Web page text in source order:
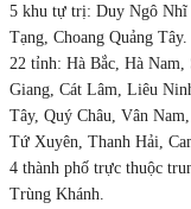
5 khu tự trị: Duy Ngô
Tạng, Choang Quảng Tây.
22 tỉnh: Hà Bắc, Hà
Giang, Cát Lâm, Liêu
Tây, Quý Châu, Vân
Tứ Xuyên, Thanh Hải,
4 thành phố trực thuộc
Trùng Khánh.